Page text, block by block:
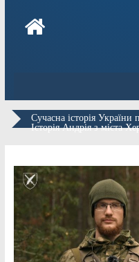
Сучасна історія України
Історія Андрія з міста